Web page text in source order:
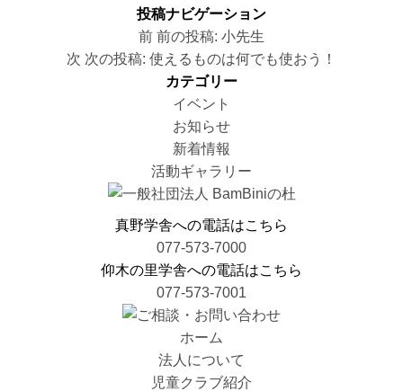
投稿ナビゲーション
前 前の投稿: 小先生
次 次の投稿: 使えるものは何でも使おう！
カテゴリー
イベント
お知らせ
新着情報
活動ギャラリー
真野学舎への電話はこちら
077-573-7000
仰木の里学舎への電話はこちら
077-573-7001
ホーム
法人について
児童クラブ紹介